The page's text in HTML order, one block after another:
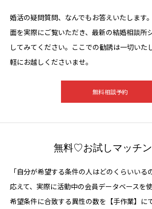
婚活の疑問質問、なんでもお答えいたします
面を実際にご覧いただき、最新の結婚相談所
してみてください。ここでの勧誘は一切いた
軽にお越しくださいませ。
無料相談予約
無料♡お試しマッチ
「自分が希望する条件の人はどのくらいいる
応えて、実際に活動中の会員データベースを
希望条件に合致する異性の数を【手作業】に